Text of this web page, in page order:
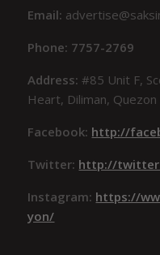
Email:
Phone: 7757-2769
Address:#85 Unit F,
Heart, Diliman, Quezon
Facebook: http://
Twitter: http://
Instagram: https://
yon/